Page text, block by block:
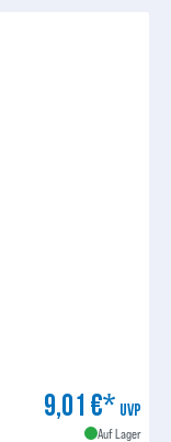
9,01 €* UVP
Auf Lager